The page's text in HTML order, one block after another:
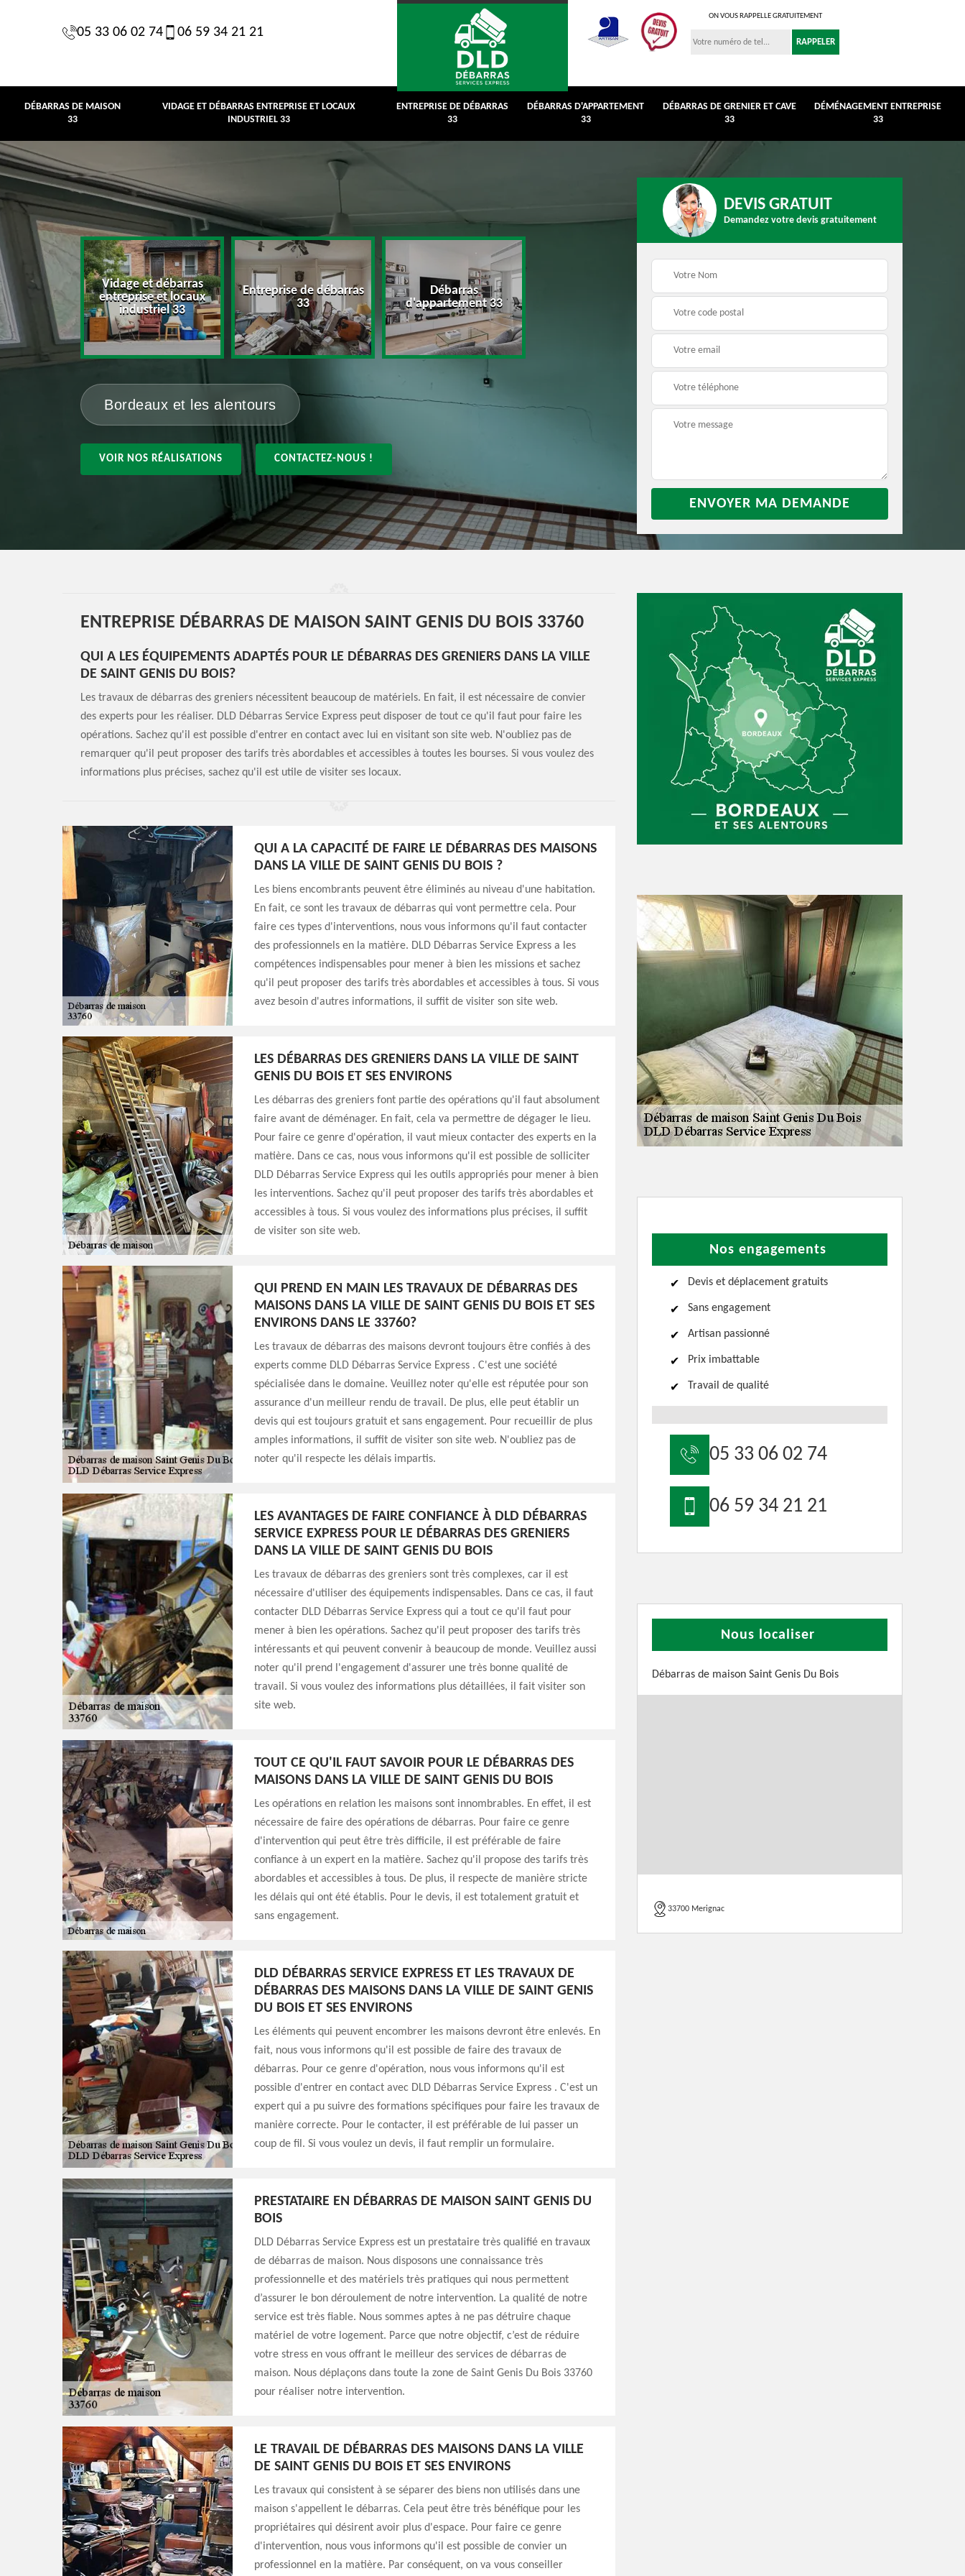
05 33 06 02 74 06 59 34 21 21
ON VOUS RAPPELLE GRATUITEMENT
DÉBARRAS DE MAISON
33
VIDAGE ET DÉBARRAS ENTREPRISE ET LOCAUX
INDUSTRIEL 33
ENTREPRISE DE DÉBARRAS
33
DÉBARRAS D'APPARTEMENT
33
DÉBARRAS DE GRENIER ET CAVE
33
DÉMÉNAGEMENT ENTREPRISE
33
maison 33
Vidage et débarras
entreprise et locaux
industriel 33
Entreprise de débarras
33
Débarras
d'appartement 33
Débarras de grenier et
Déménagement
Débarras de maison
Bordeaux et les alentours
VOIR NOS RÉALISATIONS CONTACTEZ-NOUS !
DEVIS GRATUIT
Demandez votre devis gratuitement
ENTREPRISE DÉBARRAS DE MAISON SAINT GENIS DU BOIS 33760
QUI A LES ÉQUIPEMENTS ADAPTÉS POUR LE DÉBARRAS DES GRENIERS DANS LA VILLE
DE SAINT GENIS DU BOIS?
Les travaux de débarras des greniers nécessitent beaucoup de matériels. En fait, il est nécessaire de convier
des experts pour les réaliser. DLD Débarras Service Express peut disposer de tout ce qu'il faut pour faire les
opérations. Sachez qu'il est possible d'entrer en contact avec lui en visitant son site web. N'oubliez pas de
remarquer qu'il peut proposer des tarifs très abordables et accessibles à toutes les bourses. Si vous voulez des
informations plus précises, sachez qu'il est utile de visiter ses locaux.
QUI A LA CAPACITÉ DE FAIRE LE DÉBARRAS DES MAISONS
DANS LA VILLE DE SAINT GENIS DU BOIS ?
Les biens encombrants peuvent être éliminés au niveau d'une habitation.
En fait, ce sont les travaux de débarras qui vont permettre cela. Pour
faire ces types d'interventions, nous vous informons qu'il faut contacter
des professionnels en la matière. DLD Débarras Service Express a les
compétences indispensables pour mener à bien les missions et sachez
qu'il peut proposer des tarifs très abordables et accessibles à tous. Si vous
avez besoin d'autres informations, il suffit de visiter son site web.
LES DÉBARRAS DES GRENIERS DANS LA VILLE DE SAINT
GENIS DU BOIS ET SES ENVIRONS
Les débarras des greniers font partie des opérations qu'il faut absolument
faire avant de déménager. En fait, cela va permettre de dégager le lieu.
Pour faire ce genre d'opération, il vaut mieux contacter des experts en la
matière. Dans ce cas, nous vous informons qu'il est possible de solliciter
DLD Débarras Service Express qui les outils appropriés pour mener à bien
les interventions. Sachez qu'il peut proposer des tarifs très abordables et
accessibles à tous. Si vous voulez des informations plus précises, il suffit
de visiter son site web.
QUI PREND EN MAIN LES TRAVAUX DE DÉBARRAS DES
MAISONS DANS LA VILLE DE SAINT GENIS DU BOIS ET SES
ENVIRONS DANS LE 33760?
Les travaux de débarras des maisons devront toujours être confiés à des
experts comme DLD Débarras Service Express . C'est une société
spécialisée dans le domaine. Veuillez noter qu'elle est réputée pour son
assurance d'un meilleur rendu de travail. De plus, elle peut établir un
devis qui est toujours gratuit et sans engagement. Pour recueillir de plus
amples informations, il suffit de visiter son site web. N'oubliez pas de
noter qu'il respecte les délais impartis.
LES AVANTAGES DE FAIRE CONFIANCE À DLD DÉBARRAS
SERVICE EXPRESS POUR LE DÉBARRAS DES GRENIERS
DANS LA VILLE DE SAINT GENIS DU BOIS
Les travaux de débarras des greniers sont très complexes, car il est
nécessaire d'utiliser des équipements indispensables. Dans ce cas, il faut
contacter DLD Débarras Service Express qui a tout ce qu'il faut pour
mener à bien les opérations. Sachez qu'il peut proposer des tarifs très
intéressants et qui peuvent convenir à beaucoup de monde. Veuillez aussi
noter qu'il prend l'engagement d'assurer une très bonne qualité de
travail. Si vous voulez des informations plus détaillées, il fait visiter son
site web.
TOUT CE QU'IL FAUT SAVOIR POUR LE DÉBARRAS DES
MAISONS DANS LA VILLE DE SAINT GENIS DU BOIS
Les opérations en relation les maisons sont innombrables. En effet, il est
nécessaire de faire des opérations de débarras. Pour faire ce genre
d'intervention qui peut être très difficile, il est préférable de faire
confiance à un expert en la matière. Sachez qu'il propose des tarifs très
abordables et accessibles à tous. De plus, il respecte de manière stricte
les délais qui ont été établis. Pour le devis, il est totalement gratuit et
sans engagement.
DLD DÉBARRAS SERVICE EXPRESS ET LES TRAVAUX DE
DÉBARRAS DES MAISONS DANS LA VILLE DE SAINT GENIS
DU BOIS ET SES ENVIRONS
Les éléments qui peuvent encombrer les maisons devront être enlevés. En
fait, nous vous informons qu'il est possible de faire des travaux de
débarras. Pour ce genre d'opération, nous vous informons qu'il est
possible d'entrer en contact avec DLD Débarras Service Express . C'est un
expert qui a pu suivre des formations spécifiques pour faire les travaux de
manière correcte. Pour le contacter, il est préférable de lui passer un
coup de fil. Si vous voulez un devis, il faut remplir un formulaire.
PRESTATAIRE EN DÉBARRAS DE MAISON SAINT GENIS DU
BOIS
DLD Débarras Service Express est un prestataire très qualifié en travaux
de débarras de maison. Nous disposons une connaissance très
professionnelle et des matériels très pratiques qui nous permettent
d’assurer le bon déroulement de notre intervention. La qualité de notre
service est très fiable. Nous sommes aptes à ne pas détruire chaque
matériel de votre logement. Parce que notre objectif, c’est de réduire
votre stress en vous offrant le meilleur des services de débarras de
maison. Nous déplaçons dans toute la zone de Saint Genis Du Bois 33760
pour réaliser notre intervention.
LE TRAVAIL DE DÉBARRAS DES MAISONS DANS LA VILLE
DE SAINT GENIS DU BOIS ET SES ENVIRONS
Les travaux qui consistent à se séparer des biens non utilisés dans une
maison s'appellent le débarras. Cela peut être très bénéfique pour les
propriétaires qui désirent avoir plus d'espace. Pour faire ce genre
d'intervention, nous vous informons qu'il est possible de convier un
professionnel en la matière. Par conséquent, on va vous conseiller
Nos engagements
Devis et déplacement gratuits
Sans engagement
Artisan passionné
Prix imbattable
Travail de qualité
05 33 06 02 74
06 59 34 21 21
Nous localiser
Débarras de maison Saint Genis Du Bois
33700 Merignac